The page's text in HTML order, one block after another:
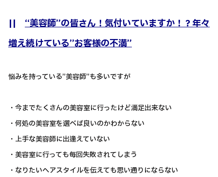
|| “美容師”の皆さん！気付いていますか！？年々
増え続けている”お客様の不満”
悩みを持っている”美容師”も多いですが
・今までたくさんの美容室に行ったけど満足出来ない
・何処の美容室を選べば良いのかわからない
・上手な美容師に出逢えていない
・美容室に行っても毎回失敗されてしまう
・なりたいヘアスタイルを伝えても思い通りにならない